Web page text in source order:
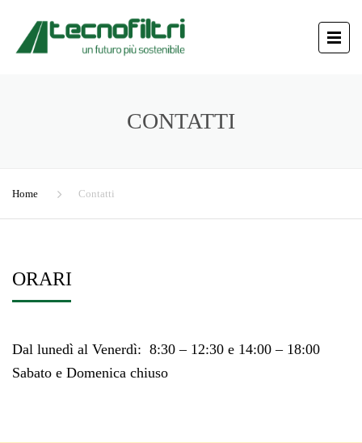
CONTATTI
Home Contatti
ORARI
Dal lunedì al Venerdì: 8:30 – 12:30 e 14:00 – 18:00
Sabato e Domenica chiuso